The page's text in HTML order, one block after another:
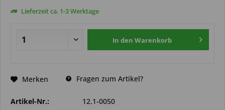
Lieferzeit ca. 1-3 Werktage
In den Warenkorb
Merken Fragen zum Artikel?
Artikel-Nr.: 12.1-0050